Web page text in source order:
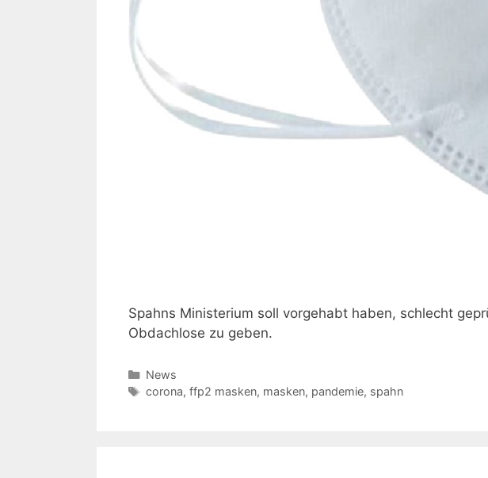
Spahns Ministerium soll vorgehabt haben, schlecht
Obdachlose zu geben.
Kategorien
News
Schlagwörter
corona, ffp2 masken, masken, pandemie, spahn